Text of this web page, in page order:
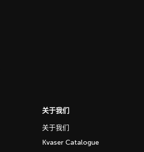
关于我们
关于我们
Kvaser Catalogue